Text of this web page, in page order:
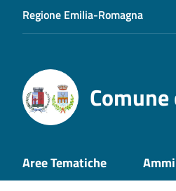
Regione Emilia-Romagna
Aree Tematiche
Home News Agricoltura